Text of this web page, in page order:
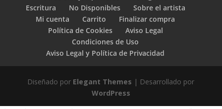
Escritura
No Disponibles
Sobre el artista
Mi cuenta
Carrito
Finalizar compra
Política de Cookies
Aviso Legal
Condiciones de Uso
Aviso Legal y Política de Privacidad
Diseñado por Elegant Themes | Desarrollado por
WordPress